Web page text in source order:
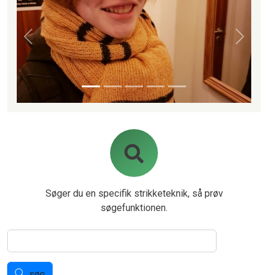
Forrige Næste
Søger du en specifik strikketeknik, så prøv
søgefunktionen.
Søg